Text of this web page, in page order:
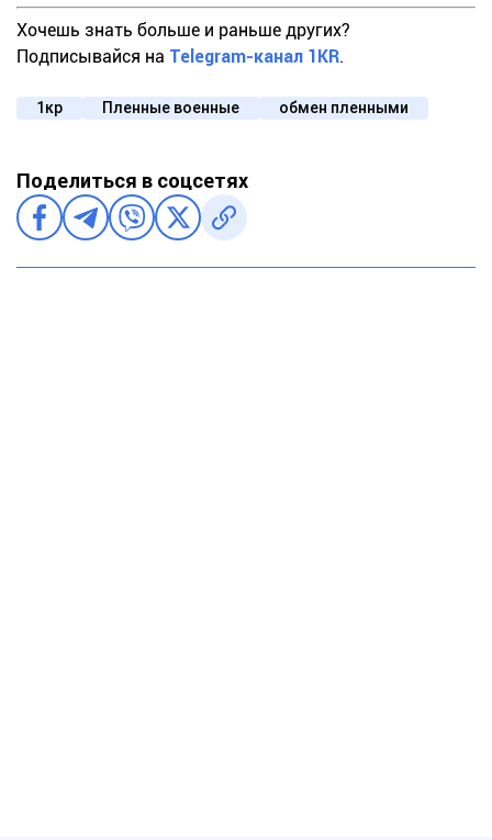
Хочешь знать больше и раньше других?
Подписывайся на Telegram-канал 1KR.
1кр Пленные военные обмен пленными
Поделиться в соцсетях